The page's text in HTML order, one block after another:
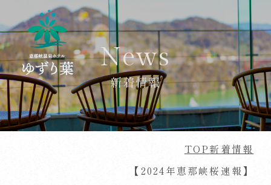
News
新着情報
TOP新着情報
【2024年恵那峡桜速報】